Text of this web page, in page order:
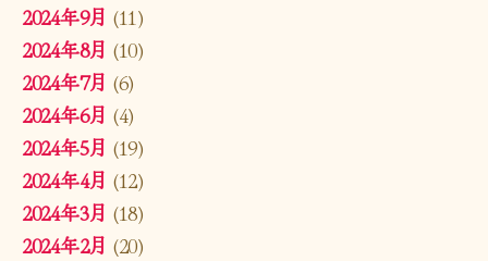
2024年9月 (11)
2024年8月 (10)
2024年7月 (6)
2024年6月 (4)
2024年5月 (19)
2024年4月 (12)
2024年3月 (18)
2024年2月 (20)